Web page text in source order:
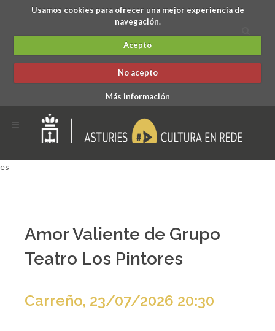
Usamos cookies para ofrecer una mejor experiencia de
navegación.
Acepto
No acepto
Más información
es
Amor Valiente de Grupo
Teatro Los Pintores
Carreño, 23/07/2026 20:30